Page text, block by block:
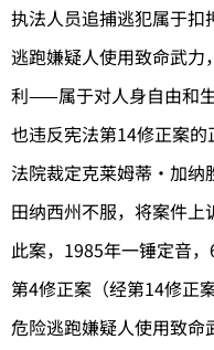
执法人员追捕逃犯属于扣
逃跑嫌疑人使用致命武力
利——属于对人身自由和
也违反宪法第14修正案
法院裁定克莱姆蒂·加纳
田纳西州不服，将案件
此案，1985年一锤定音
第4修正案（经第14修正
危险逃跑嫌疑人使用致